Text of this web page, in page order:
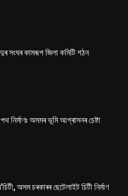
সংঘৰ কামৰূপ জিলা কমিটি গঠন
পথ নিৰ্মাণঃ অসমৰ ভূমি আগ্ৰাসনৰ চেষ্টা
অসম চৰকাৰৰ ছেটেলাইট চিটী নিৰ্মাণ